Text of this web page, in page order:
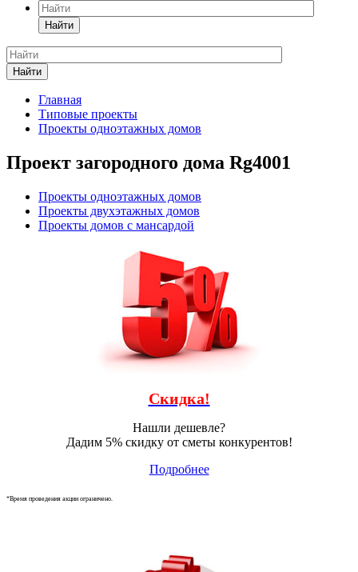
Найти
Найти
Главная
Типовые проекты
Проекты одноэтажных домов
Проект загородного дома Rg4001
Проекты одноэтажных домов
Проекты двухэтажных домов
Проекты домов с мансардой
Скидка!
Нашли дешевле?
Дадим 5% скидку от сметы конкурентов!
Подробнее
*Время проведения акции ограничено.